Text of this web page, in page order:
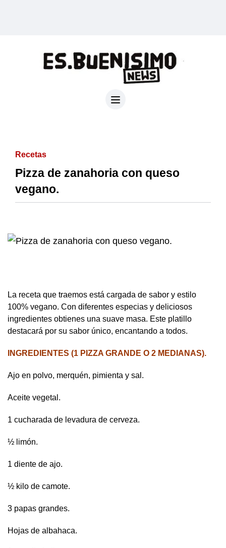
Recetas
Pizza de zanahoria con queso
vegano.
La receta que traemos está cargada de sabor y estilo
100% vegano. Con diferentes especias y deliciosos
ingredientes obtienes una suave masa. Este platillo
destacará por su sabor único, encantando a todos.
INGREDIENTES (1 PIZZA GRANDE O 2 MEDIANAS).
Ajo en polvo, merquén, pimienta y sal.
Aceite vegetal.
1 cucharada de levadura de cerveza.
½ limón.
1 diente de ajo.
½ kilo de camote.
3 papas grandes.
Hojas de albahaca.